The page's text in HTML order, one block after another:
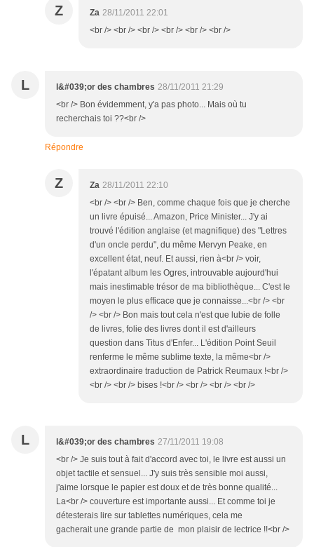
Z Za 28/11/2011 22:01
<br /> <br /> <br /> <br /> <br /> <br />
L l&#039;or des chambres 28/11/2011 21:29
<br /> Bon évidemment, y'a pas photo... Mais où tu
recherchais toi ??<br />
Répondre
Z Za 28/11/2011 22:10
<br /> <br /> Ben, comme chaque fois que je cherche
un livre épuisé... Amazon, Price Minister... J'y ai
trouvé l'édition anglaise (et magnifique) des "Lettres
d'un oncle perdu", du même Mervyn Peake, en
excellent état, neuf. Et aussi, rien à<br /> voir,
l'épatant album les Ogres, introuvable aujourd'hui
mais inestimable trésor de ma bibliothèque... C'est le
moyen le plus efficace que je connaisse...<br /> <br
/> <br /> Bon mais tout cela n'est que lubie de folle
de livres, folie des livres dont il est d'ailleurs
question dans Titus d'Enfer... L'édition Point Seuil
renferme le même sublime texte, la même<br />
extraordinaire traduction de Patrick Reumaux !<br />
<br /> <br /> bises !<br /> <br /> <br /> <br />
L l&#039;or des chambres 27/11/2011 19:08
<br /> Je suis tout à fait d'accord avec toi, le livre est aussi un
objet tactile et sensuel... J'y suis très sensible moi aussi,
j'aime lorsque le papier est doux et de très bonne qualité...
La<br /> couverture est importante aussi... Et comme toi je
détesterais lire sur tablettes numériques, cela me
gacherait une grande partie de mon plaisir de lectrice !!<br />